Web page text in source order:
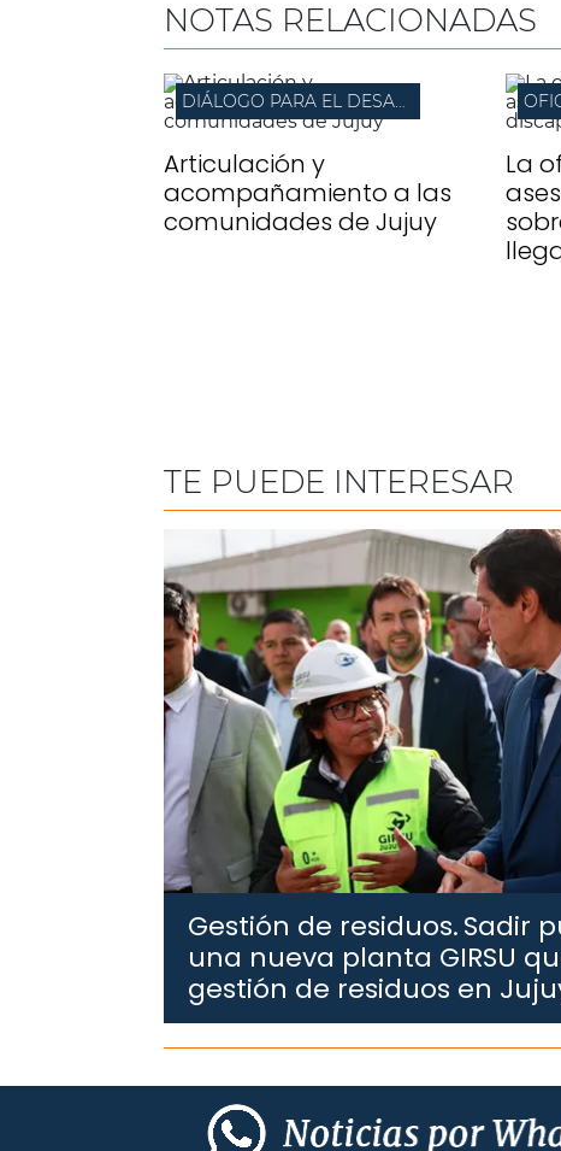
NOTAS RELACIONADAS
DIÁLOGO PARA EL DESARROLLO LOCAL
Articulación y
acompañamiento a las
comunidades de Jujuy
La
TE PUEDE INTERESAR
Gestión de residuos.Sadir
una nueva planta GIRSU
gestión de residuos en